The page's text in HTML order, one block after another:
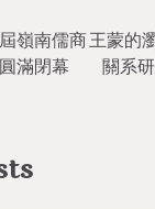
嶺南儒商
滿閉幕
王蒙的
關系